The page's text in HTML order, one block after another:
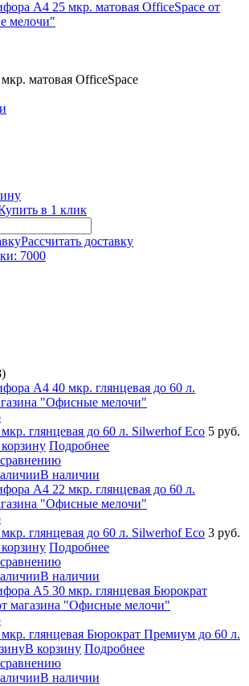
матовая OfficeSpace
в 1 клик
Рассчитать доставку
7000
глянцевая до 60 л. Silwerhof Eco 5 руб.
Подробнее
В наличии
глянцевая до 60 л. Silwerhof Eco 3 руб.
Подробнее
В наличии
глянцевая Бюрократ Премиум до 60 л.
В корзину Подробнее
В наличии